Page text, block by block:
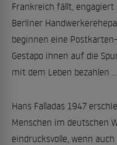
Frankreich fällt,
Berliner
beginnen eine
Gestapo ihnen auf die
mit dem Leben bezahlen ...
Hans Falladas 1947
Menschen im deutschen
eindrucksvolle, wenn